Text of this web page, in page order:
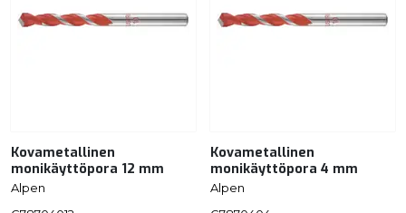
Kovametallinen
monikäyttöpora 12 mm
Alpen
Kovametallinen
monikäyttöpora 4 mm
Alpen